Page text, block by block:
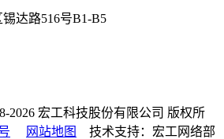
达路516号B1-B5
2026 宏工科技股份有限公司 版权所
网站地图 技术支持：宏工网络部